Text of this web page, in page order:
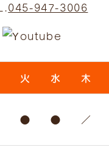
045-947-3006
火 水 木
● ● ／